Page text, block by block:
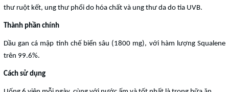
thư ruột kết, ung thư phổi do hóa chất và ung thư da do tia UVB.
Thành phần chính
Dầu gan cá mập tinh chế biển sâu (1800 mg), với hàm lượng Squalene
trên 99.6%.
Cách sử dụng